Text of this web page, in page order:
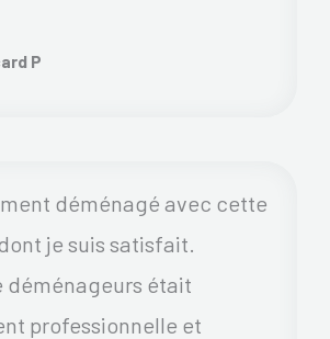
P
déménagé avec cette
je suis satisfait.
déménageurs était
professionnelle et